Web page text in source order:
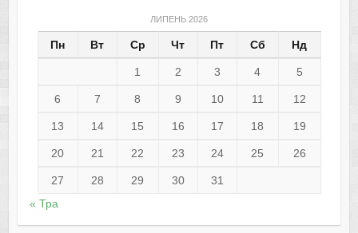
ЛИПЕНЬ 2026
Пн Вт Ср Чт Пт Сб Нд
1 2 3 4 5
6 7 8 9 10 11 12
13 14 15 16 17 18 19
20 21 22 23 24 25 26
27 28 29 30
31
« Тра